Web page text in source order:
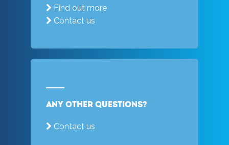
Find out more
Contact us
Any other questions?
Contact us